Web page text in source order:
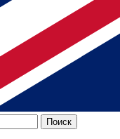
Поиск